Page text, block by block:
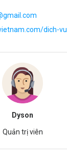
dich-vu
Dyson
Quản trị viên